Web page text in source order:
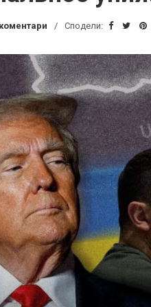
Сподели: